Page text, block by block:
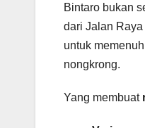
Bintaro bukan
dari Jalan
untuk
nongkrong.
Yang membuat